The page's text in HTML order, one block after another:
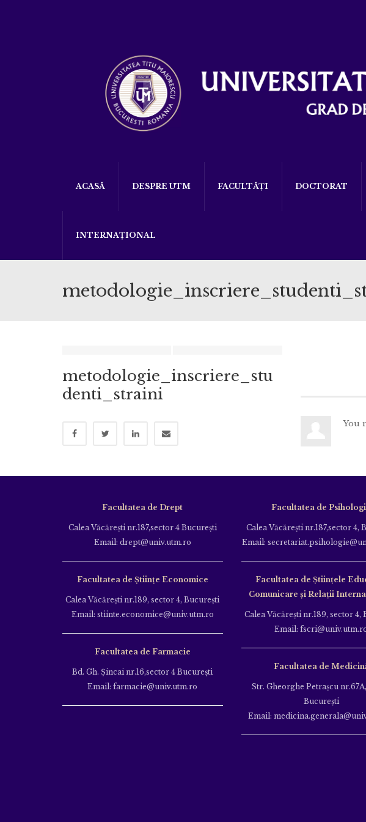
ACASĂ DESPRE UTM FACULTĂȚI DOCTORAT
INTERNAȚIONAL
You
metodologie_inscriere_stu
denti_straini
Facultatea de Drept
Calea Văcăreşti nr.187,sector 4 Bucureşti
Email: drept@univ.utm.ro
Facultatea de Științe Economice
Calea Văcăreşti nr.189, sector 4, Bucureşti
Email: stiinte.economice@univ.utm.ro
Facultatea de Farmacie
Bd. Gh. Şincai nr.16,sector 4 Bucureşti
Email: farmacie@univ.utm.ro
Facultatea de
Calea Văcăreşti nr.187,sector 4,
Email:
Facultatea de Ştiinţele
Comunicare și Relații
Calea Văcăreşti nr.189, sector 4,
Email:
Facultatea de
Str. Gheorghe Petraşcu
Bucureşti
Email: